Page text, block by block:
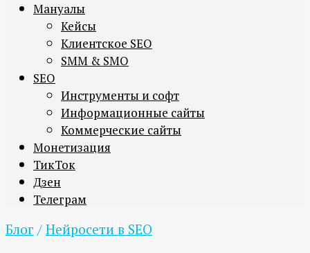
Мануалы
Кейсы
Клиентское SEO
SMM & SMO
SEO
Инструменты и софт
Информационные сайты
Коммерческие сайты
Монетизация
ТикТок
Дзен
Телеграм
Блог / Нейросети в SEO